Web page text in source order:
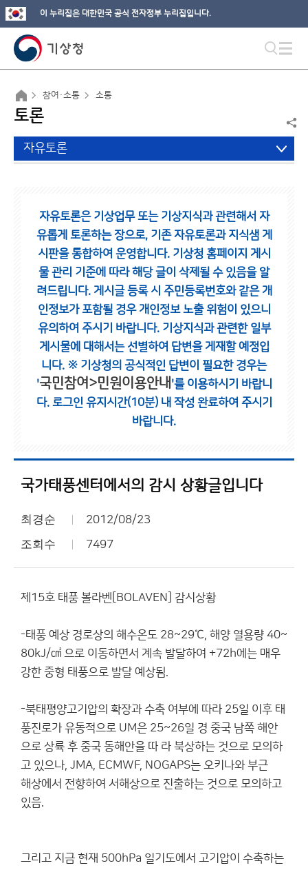
이 누리집은 대한민국 공식 전자정부 누리집입니다.
참여·소통 소통
토론
자유토론
자유토론은 기상업무 또는 기상지식과 관련해서 자
유롭게 토론하는 장으로, 기존 자유토론과 지식샘 게
시판을 통합하여 운영합니다. 기상청 홈페이지 게시
물 관리 기준에 따라 해당 글이 삭제될 수 있음을 알
려드립니다. 게시글 등록 시 주민등록번호와 같은 개
인정보가 포함될 경우 개인정보 노출 위험이 있으니
유의하여 주시기 바랍니다. 기상지식과 관련한 일부
게시물에 대해서는 선별하여 답변을 게재할 예정입
니다. ※ 기상청의 공식적인 답변이 필요한 경우는
'국민참여>민원이용안내 '를 이용하시기 바랍니
다. 로그인 유지시간(10분) 내 작성 완료하여 주시기
바랍니다.
국가태풍센터에서의 감시 상황글입니다
최경순 2012/08/23
조회수 7497
제15호 태풍 볼라벤[BOLAVEN] 감시상황
-태풍 예상 경로상의 해수온도 28~29℃, 해양 열용량 40~
80kJ/㎠ 으로 이동하면서 계속 발달하여 +72h에는 매우
강한 중형 태풍으로 발달 예상됨.
-북태평양고기압의 확장과 수축 여부에 따라 25일 이후 태
풍진로가 유동적으로 UM은 25~26일 경 중국 남쪽 해안
으로 상륙 후 중국 동해안을 따 라 북상하는 것으로 모의하
고 있으나, JMA, ECMWF, NOGAPS는 오키나와 부근
해상에서 전향하여 서해상으로 진출하는 것으로 모의하고
있음.
그리고 지금 현재 500hPa 일기도에서 고기압이 수축하는